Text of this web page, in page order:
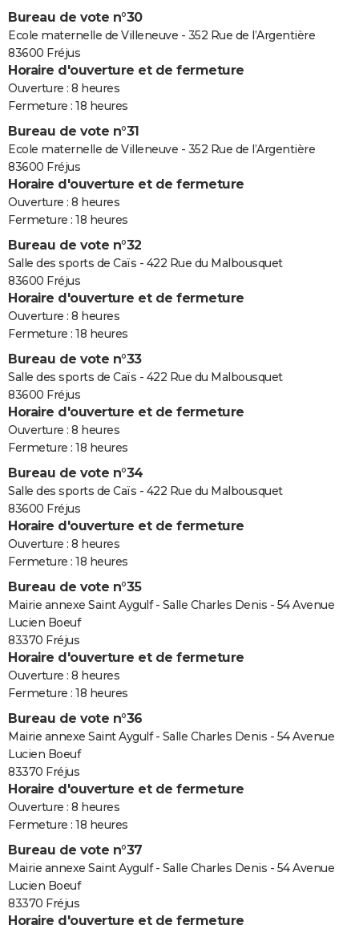
Bureau de vote n°30
Ecole maternelle de Villeneuve - 352 Rue de l’Argentière
83600 Fréjus
Horaire d'ouverture et de fermeture
Ouverture : 8 heures
Fermeture : 18 heures
Bureau de vote n°31
Ecole maternelle de Villeneuve - 352 Rue de l’Argentière
83600 Fréjus
Horaire d'ouverture et de fermeture
Ouverture : 8 heures
Fermeture : 18 heures
Bureau de vote n°32
Salle des sports de Caïs - 422 Rue du Malbousquet
83600 Fréjus
Horaire d'ouverture et de fermeture
Ouverture : 8 heures
Fermeture : 18 heures
Bureau de vote n°33
Salle des sports de Caïs - 422 Rue du Malbousquet
83600 Fréjus
Horaire d'ouverture et de fermeture
Ouverture : 8 heures
Fermeture : 18 heures
Bureau de vote n°34
Salle des sports de Caïs - 422 Rue du Malbousquet
83600 Fréjus
Horaire d'ouverture et de fermeture
Ouverture : 8 heures
Fermeture : 18 heures
Bureau de vote n°35
Mairie annexe Saint Aygulf - Salle Charles Denis - 54 Avenue
Lucien Boeuf
83370 Fréjus
Horaire d'ouverture et de fermeture
Ouverture : 8 heures
Fermeture : 18 heures
Bureau de vote n°36
Mairie annexe Saint Aygulf - Salle Charles Denis - 54 Avenue
Lucien Boeuf
83370 Fréjus
Horaire d'ouverture et de fermeture
Ouverture : 8 heures
Fermeture : 18 heures
Bureau de vote n°37
Mairie annexe Saint Aygulf - Salle Charles Denis - 54 Avenue
Lucien Boeuf
83370 Fréjus
Horaire d'ouverture et de fermeture